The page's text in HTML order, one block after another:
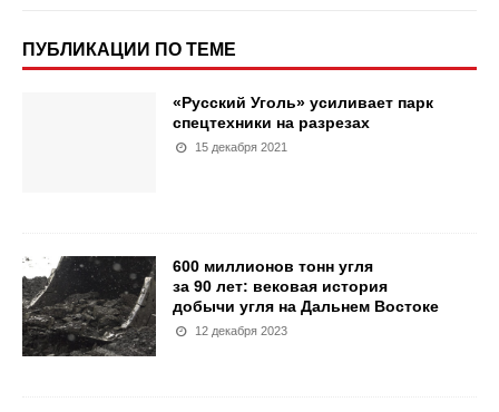
ПУБЛИКАЦИИ ПО ТЕМЕ
«Русский Уголь» усиливает парк
спецтехники на разрезах
15 декабря 2021
600 миллионов тонн угля
за 90 лет: вековая история
добычи угля на Дальнем Востоке
12 декабря 2023